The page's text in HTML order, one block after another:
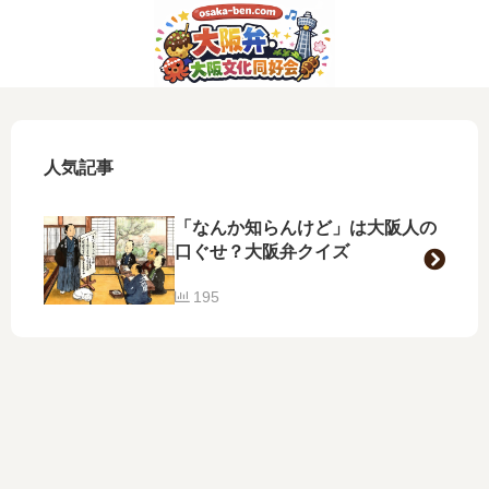
人気記事
「なんか知らんけど」は大阪人の
口ぐせ？大阪弁クイズ
195